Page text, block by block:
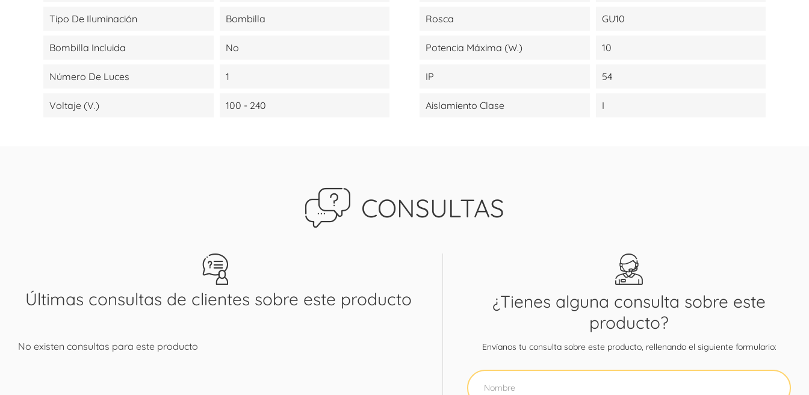
Tipo De Iluminación Bombilla Rosca GU10
Bombilla Incluida No Potencia Máxima (W.) 10
Número De Luces 1 IP 54
Voltaje (V.) 100 - 240 Aislamiento Clase I
CONSULTAS
Últimas consultas de clientes sobre este producto
No existen consultas para este producto
¿Tienes alguna consulta sobre este
producto?
Envíanos tu consulta sobre este producto, rellenando el siguiente formulario: